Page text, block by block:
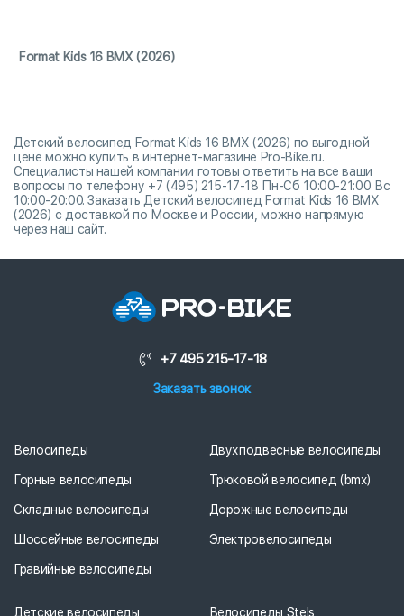
Format Kids 16 BMX (2026)
Детский велосипед Format Kids 16 BMX (2026) по выгодной
цене можно купить в интернет-магазине Pro-Bike.ru.
Специалисты нашей компании готовы ответить на все ваши
вопросы по телефону +7 (495) 215-17-18 Пн-Сб 10:00-21:00 Вс
10:00-20:00. Заказать Детский велосипед Format Kids 16 BMX
(2026) с доставкой по Москве и России, можно напрямую
через наш сайт.
+7 495 215-17-18
Заказать звонок
Велосипеды
Горные велосипеды
Складные велосипеды
Шоссейные велосипеды
Гравийные велосипеды
Двухподвесные велосипеды
Трюковой велосипед (bmx)
Дорожные велосипеды
Электровелосипеды
Детские велосипеды Велосипеды Stels